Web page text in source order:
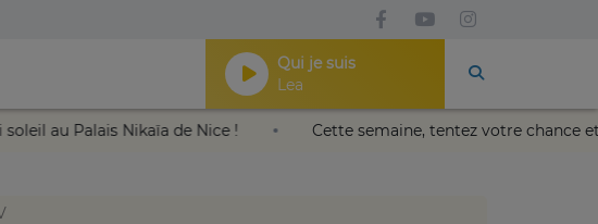
Qui je suis
Lea
le roi soleil au Palais Nikaïa de Nice ! Cette semaine, tentez votre